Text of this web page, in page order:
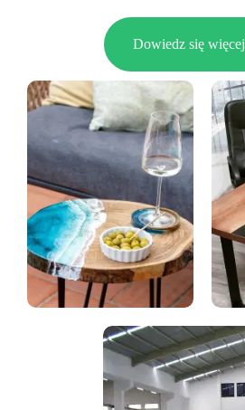
Dowiedz się więcej